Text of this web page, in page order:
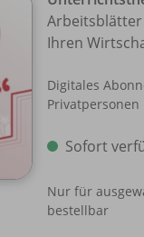
Ihren
Digitales
Privatpersonen
Sofort
Nur für
bestellbar